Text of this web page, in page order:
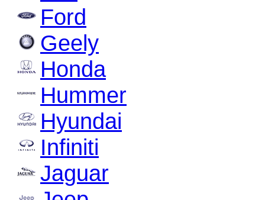
Ford
Geely
Honda
Hummer
Hyundai
Infiniti
Jaguar